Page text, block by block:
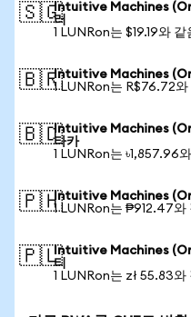
🇸🇬Intuitive Machines
러
1 LUNRon는 $19.19와 같
🇧🇷Intuitive Machines
1 LUNRon는 R$76.72와
🇧🇩Intuitive Machines
타카
1 LUNRon는 ৳1,857.96
🇵🇭Intuitive Machines
1 LUNRon는 ₱912.47와
🇵🇱Intuitive Machines
티
1 LUNRon는 zł 55.83와